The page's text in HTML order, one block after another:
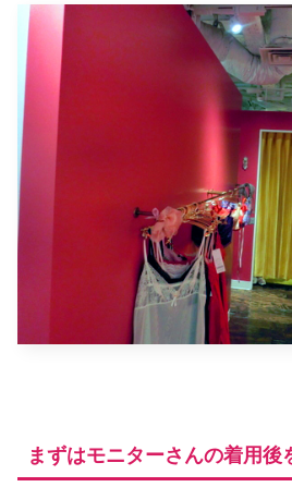
まずはモニターさんの着用後